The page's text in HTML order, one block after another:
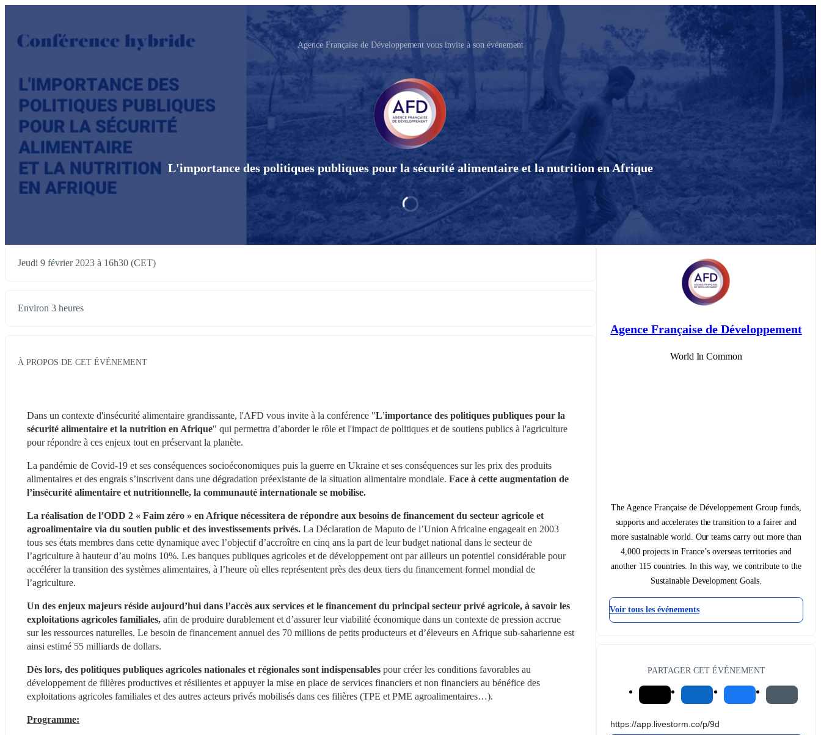
Agence Française de Développement vous invite à son événement
L'importance des politiques publiques pour la sécurité alimentaire et la nutrition en Afrique
Jeudi 9 février 2023 à 16h30 (CET)
Environ 3 heures
À PROPOS DE CET ÉVÉNEMENT
Dans un contexte d'insécurité alimentaire grandissante, l'AFD vous invite à la conférence "L'importance des politiques publiques pour la
sécurité alimentaire et la nutrition en Afrique" qui permettra d’aborder le rôle et l'impact de politiques et de soutiens publics à l'agriculture
pour répondre à ces enjeux tout en préservant la planète.
La pandémie de Covid-19 et ses conséquences socioéconomiques puis la guerre en Ukraine et ses conséquences sur les prix des produits
alimentaires et des engrais s’inscrivent dans une dégradation préexistante de la situation alimentaire mondiale. Face à cette augmentation de
l’insécurité alimentaire et nutritionnelle, la communauté internationale se mobilise.
La réalisation de l’ODD 2 « Faim zéro » en Afrique nécessitera de répondre aux besoins de financement du secteur agricole et
agroalimentaire via du soutien public et des investissements privés. La Déclaration de Maputo de l’Union Africaine engageait en 2003
tous ses états membres dans cette dynamique avec l’objectif d’accroître en cinq ans la part de leur budget national dans le secteur de
l’agriculture à hauteur d’au moins 10%. Les banques publiques agricoles et de développement ont par ailleurs un potentiel considérable pour
accélérer la transition des systèmes alimentaires, à l’heure où elles représentent près des deux tiers du financement formel mondial de
l’agriculture.
Un des enjeux majeurs réside aujourd’hui dans l’accès aux services et le financement du principal secteur privé agricole, à savoir les
exploitations agricoles familiales, afin de produire durablement et d’assurer leur viabilité économique dans un contexte de pression accrue
sur les ressources naturelles. Le besoin de financement annuel des 70 millions de petits producteurs et d’éleveurs en Afrique sub-saharienne est
ainsi estimé 55 milliards de dollars.
Dès lors, des politiques publiques agricoles nationales et régionales sont indispensables pour créer les conditions favorables au
développement de filières productives et résilientes et appuyer la mise en place de services financiers et non financiers au bénéfice des
exploitations agricoles familiales et des autres acteurs privés mobilisés dans ces filières (TPE et PME agroalimentaires…).
Programme:
Agence Française de Développement
World In Common
The Agence Française de Développement Group funds,
supports and accelerates the transition to a fairer and
more sustainable world. Our teams carry out more than
4,000 projects in France’s overseas territories and
another 115 countries. In this way, we contribute to the
Sustainable Development Goals.
Voir tous les événements
PARTAGER CET ÉVÉNEMENT